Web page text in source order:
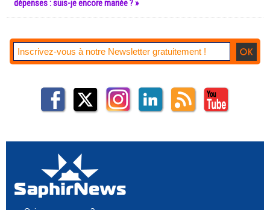
dépenses : suis-je encore mariée ? »